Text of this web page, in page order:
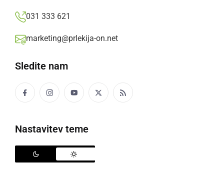
031 333 621
marketing@prlekija-on.net
Sledite nam
Nastavitev teme
Šport
Politika
Gospodarstvo
Narava
Zanimivosti